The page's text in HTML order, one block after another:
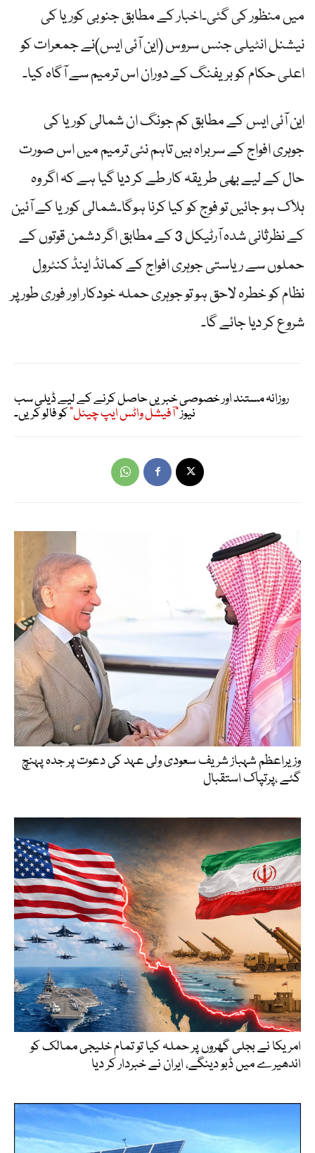
میں منظور کی گئی۔اخبار کے مطابق جنوبی کوریا کی
نیشنل انٹیلی جنس سروس (این آئی ایس)نے جمعرات کو
اعلی حکام کو بریفنگ کے دوران اس ترمیم سے آگاہ کیا۔
این آئی ایس کے مطابق کم جونگ ان شمالی کوریا کی
جوہری افواج کے سربراہ ہیں تاہم نئی ترمیم میں اس صورت
حال کے لیے بھی طریقہ کار طے کر دیا گیا ہے کہ اگر وہ
ہلاک ہو جائیں تو فوج کو کیا کرنا ہوگا۔شمالی کوریا کے آئین
کے نظرثانی شدہ آرٹیکل 3 کے مطابق اگر دشمن قوتوں کے
حملوں سے ریاستی جوہری افواج کے کمانڈ اینڈ کنٹرول
نظام کو خطرہ لاحق ہو تو جوہری حملہ خودکار اور فوری طور پر
شروع کر دیا جائے گا۔
روزانہ مستند اور خصوصی خبریں حاصل کرنے کے لیے ڈیلی سب
نیوز"آفیشل واٹس ایپ چینل"کو فالو کریں۔
وزیراعظم شہباز شریف سعودی ولی عہد کی دعوت پر جدہ پہنچ
گئے ،پرتپاک استقبال
امریکا نے بجلی گھروں پر حملہ کیا تو تمام خلیجی ممالک کو
اندھیرے میں ڈبو دینگے، ایران نے خبردار کر دیا